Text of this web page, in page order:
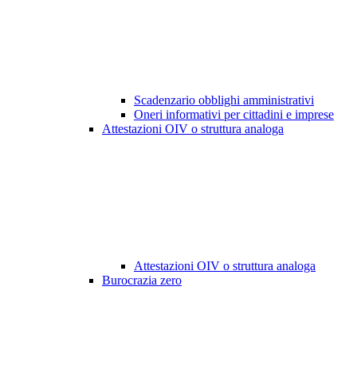
Scadenzario obblighi amministrativi
Oneri informativi per cittadini e imprese
Attestazioni OIV o struttura analoga
Attestazioni OIV o struttura analoga
Burocrazia zero